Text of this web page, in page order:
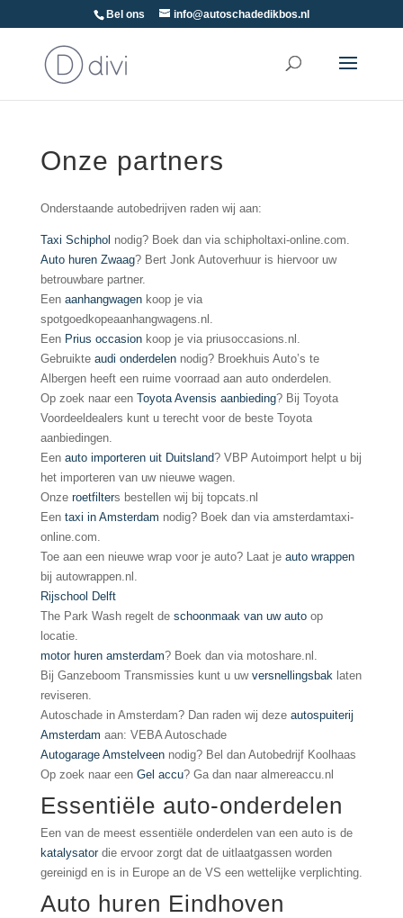
Bel ons info@autoschadedikbos.nl
Onze partners
Onderstaande autobedrijven raden wij aan:
Taxi Schiphol nodig? Boek dan via schipholtaxi-online.com.
Auto huren Zwaag? Bert Jonk Autoverhuur is hiervoor uw
betrouwbare partner.
Een aanhangwagenkoop je via
spotgoedkopeaanhangwagens.nl.
Een Prius occasionkoop je via priusoccasions.nl.
Gebruikte audi onderdelennodig? Broekhuis Auto’s te
Albergen heeft een ruime voorraad aan auto onderdelen.
Op zoek naar een Toyota Avensis aanbieding? Bij Toyota
Voordeeldealers kunt u terecht voor de beste Toyota
aanbiedingen.
Een auto importeren uit Duitsland? VBP Autoimport helpt u bij
het importeren van uw nieuwe wagen.
Onze roetfilters bestellen wij bij topcats.nl
Een taxi in Amsterdam nodig? Boek dan via amsterdamtaxi-
online.com.
Toe aan een nieuwe wrap voor je auto? Laat je auto wrappen
bij autowrappen.nl.
Rijschool Delft
The Park Wash regelt de schoonmaak van uw autoop
locatie.
motor huren amsterdam? Boek dan via motoshare.nl.
Bij Ganzeboom Transmissies kunt u uw versnellingsbaklaten
reviseren.
Autoschade in Amsterdam? Dan raden wij deze autospuiterij
Amsterdam aan: VEBA Autoschade
Autogarage Amstelveennodig? Bel dan Autobedrijf Koolhaas
Op zoek naar een Gel accu? Ga dan naar almereaccu.nl
Essentiële auto-onderdelen
Een van de meest essentiële onderdelen van een auto is de
katalysatordie ervoor zorgt dat de uitlaatgassen worden
gereinigd en is in Europe an de VS een wettelijke verplichting.
Auto huren Eindhoven